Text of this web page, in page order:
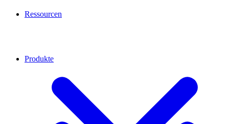
Ressourcen
Produkte